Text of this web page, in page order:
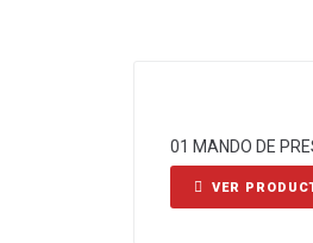
01 MANDO DE
VER